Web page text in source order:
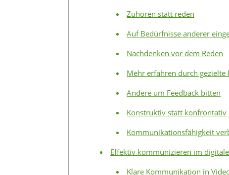
Zuhören statt reden
Auf Bedürfnisse anderer
Nachdenken vor dem Reden
Mehr erfahren durch gezielte
Andere um Feedback bitten
Konstruktiv statt konfrontativ
Kommunikationsfähigkeit
Effektiv kommunizieren im
Klare Kommunikation in